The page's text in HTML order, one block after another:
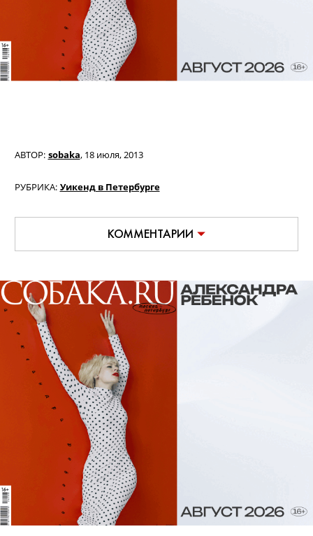
АВТОР: sobaka, 18 июля, 2013
РУБРИКА: Уикенд в Петербурге
КОММЕНТАРИИ